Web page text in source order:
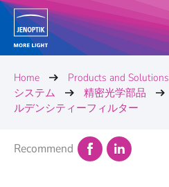
Home Products and Solutions
システム
精密光学部品
ルデンシティーフィルター
Recommend